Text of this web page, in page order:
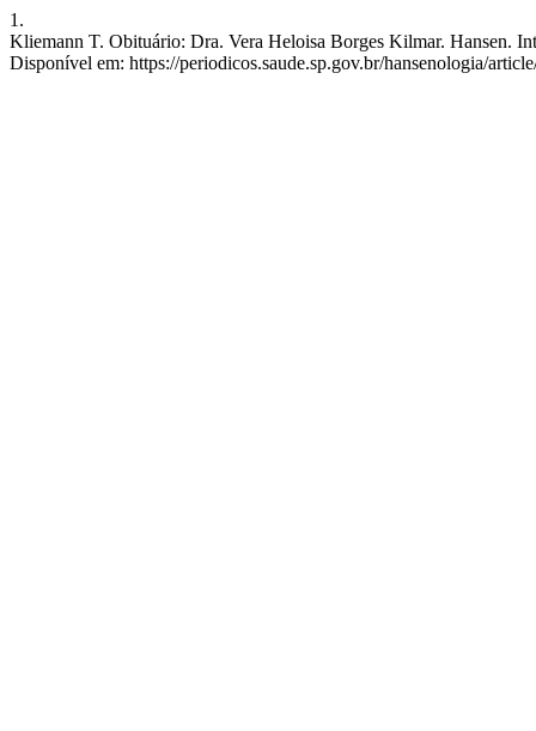
1.
Kliemann T. Obituário: Dra. Vera Heloisa Borges Kilmar. Hansen.
Disponível em: https://periodicos.saude.sp.gov.br/hansenologia/